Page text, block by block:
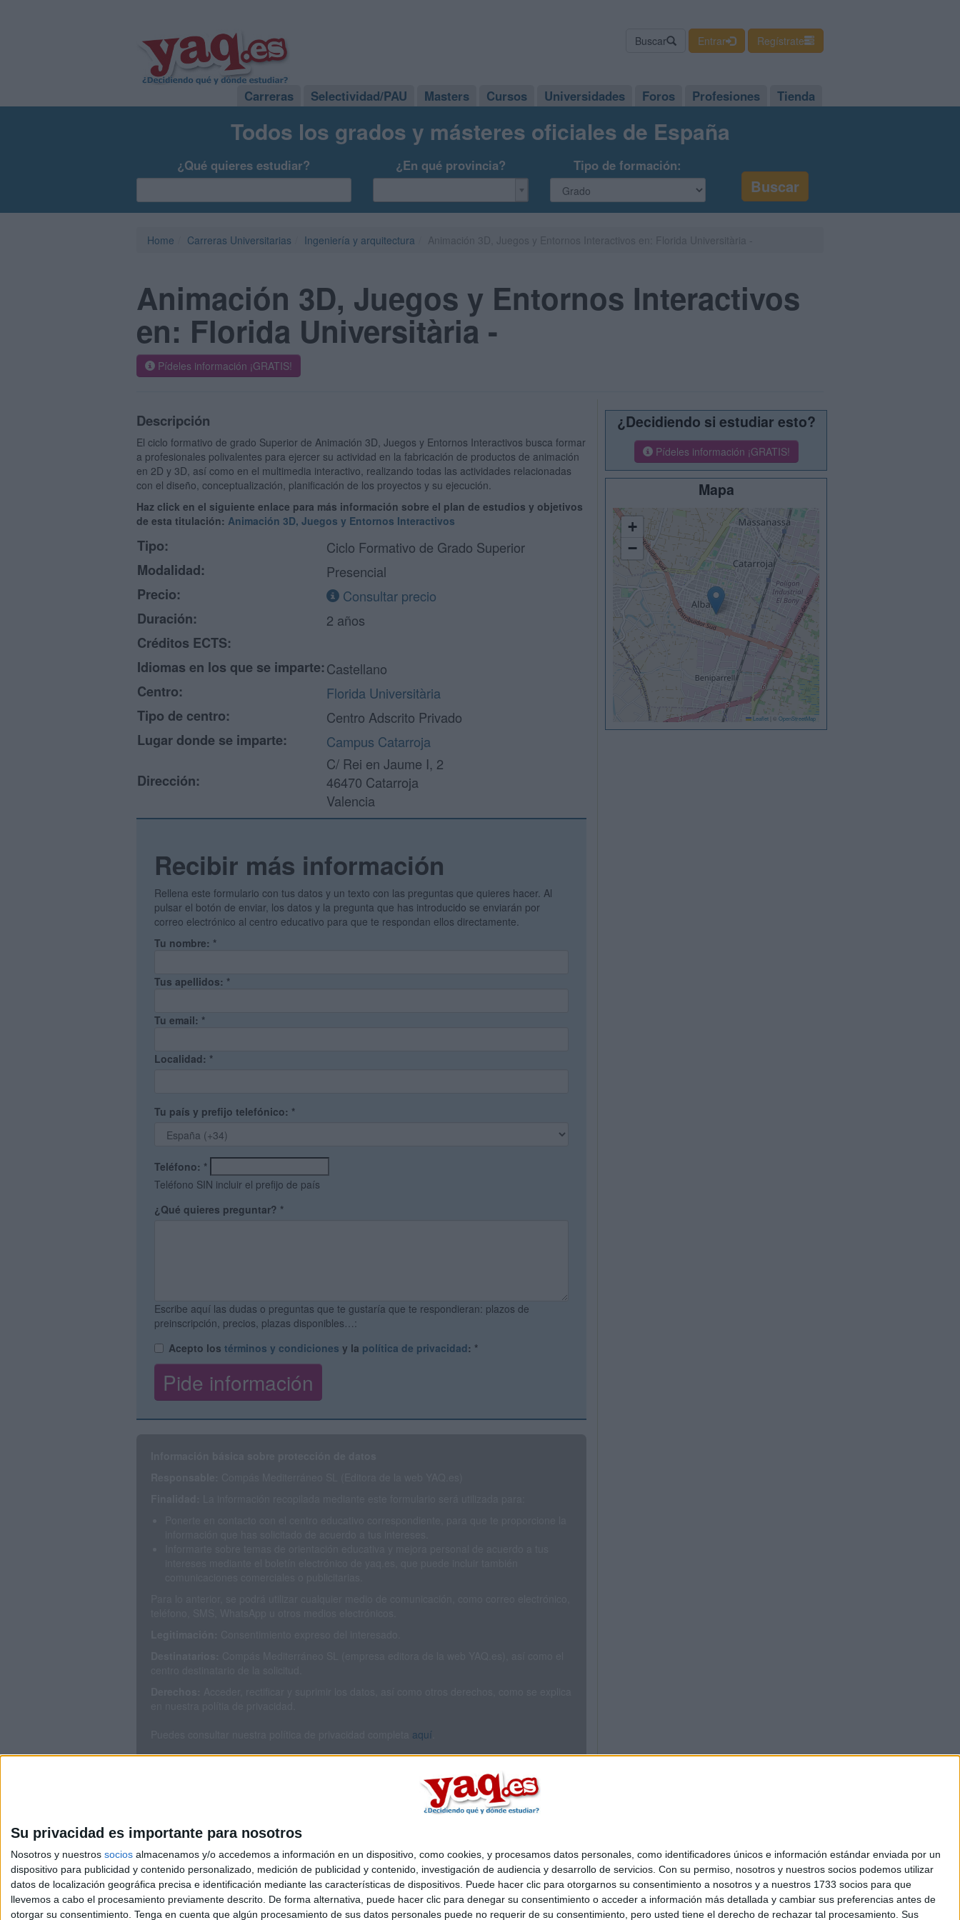
Su privacidad es importante para nosotros
Nosotros y nuestros socios almacenamos y/o accedemos a información en un dispositivo, como cookies, y procesamos datos personales, como identificadores únicos e información estándar enviada por un
dispositivo para publicidad y contenido personalizado, medición de publicidad y contenido, investigación de audiencia y desarrollo de servicios. Con su permiso, nosotros y nuestros socios podemos utilizar
datos de localización geográfica precisa e identificación mediante las características de dispositivos. Puede hacer clic para otorgarnos su consentimiento a nosotros y a nuestros 1733 socios para que
llevemos a cabo el procesamiento previamente descrito. De forma alternativa, puede hacer clic para denegar su consentimiento o acceder a información más detallada y cambiar sus preferencias antes de
otorgar su consentimiento. Tenga en cuenta que algún procesamiento de sus datos personales puede no requerir de su consentimiento, pero usted tiene el derecho de rechazar tal procesamiento. Sus
Buscar Entrar Regístrate
Carreras Selectividad/PAU Masters Cursos Universidades Foros Profesiones Tienda
Todos los grados y másteres oficiales de España
¿Qué quieres estudiar? ¿En qué provincia? Tipo de formación:
Home Carreras Universitarias Ingeniería y arquitectura
Animación 3D, Juegos y Entornos Interactivos
en: Florida Universitària -
Pídeles información ¡GRATIS!
Descripción
El ciclo formativo de grado Superior de Animación 3D, Juegos y Entornos Interactivos busca formar
a profesionales polivalentes para ejercer su actividad en la fabricación de productos de animación
en 2D y 3D, así como en el multimedia interactivo, realizando todas las actividades relacionadas
con el diseño, conceptualización, planificación de los proyectos y su ejecución.
Haz click en el siguiente enlace para más información sobre el plan de estudios y objetivos
de esta titulación: Animación 3D, Juegos y Entornos Interactivos
Tipo:
Ciclo Formativo de Grado Superior
Modalidad:
Presencial
Precio:
Consultar precio
Duración:
2 años
Créditos ECTS:
Idiomas en los que se imparte:Castellano
Centro:
Florida Universitària
Tipo de centro:
Centro Adscrito Privado
Lugar donde se imparte:
Campus Catarroja
Dirección:
C/ Rei en Jaume I, 2
46470 Catarroja
Valencia
Recibir más información
Rellena este formulario con tus datos y un texto con las preguntas que quieres hacer. Al
pulsar el botón de enviar, los datos y la pregunta que has introducido se enviarán por
correo electrónico al centro educativo para que te respondan ellos directamente.
Tu nombre: *
Tus apellidos: *
Tu email: *
Localidad: *
Tu país y prefijo telefónico: *
Teléfono: *
Teléfono SIN incluir el prefijo de país
¿Qué quieres preguntar? *
Escribe aquí las dudas o preguntas que te gustaría que te respondieran: plazos de
preinscripción, precios, plazas disponibles…:
Acepto los términos y condiciones y la política de privacidad: *
aquí
¿Decidiendo si estudiar esto?
Pídeles información ¡GRATIS!
Mapa
+
−
Leaflet © OpenStreetMap
Quiénes somos|Contactar|Anúnciate
Aviso legal|Politica de privacidad|Condiciones generales|Política de cookies
© 2003-2026Compás Mediterráneo S.L.- Diego de León 47 - 28006 Madrid [ESPAÑA] - Tel. +34 91 593 2767